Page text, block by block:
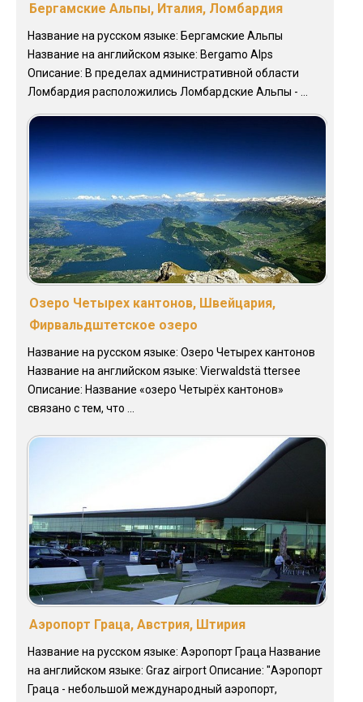
Бергамские Альпы, Италия, Ломбардия
Название на русском языке: Бергамские Альпы
Название на английском языке: Bergamo Alps
Описание: В пределах административной области
Ломбардия расположились Ломбардские Альпы - ...
Озеро Четырех кантонов, Швейцария,
Фирвальдштетское озеро
Название на русском языке: Озеро Четырех кантонов
Название на английском языке: Vierwaldstä ttersee
Описание: Название «озеро Четырёх кантонов»
связано с тем, что ...
Аэропорт Граца, Австрия, Штирия
Название на русском языке: Аэропорт Граца Название
на английском языке: Graz airport Описание: "Аэропорт
Граца - небольшой международный аэропорт,